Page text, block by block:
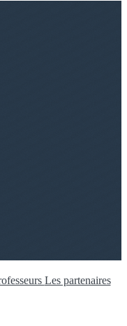
Les partenaires